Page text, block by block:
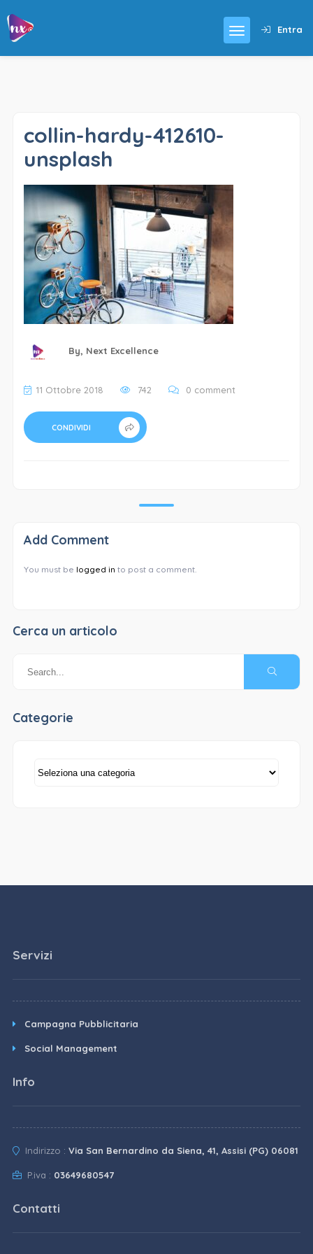
Entra
collin-hardy-412610-
unsplash
By, Next Excellence
11 Ottobre 2018 742 0 comment
CONDIVIDI
Add Comment
You must be logged in to post a comment.
Cerca un articolo
Categorie
Servizi
Campagna Pubblicitaria
Social Management
Info
Indirizzo : Via San Bernardino da Siena, 41, Assisi (PG) 06081
P.iva : 03649680547
Contatti